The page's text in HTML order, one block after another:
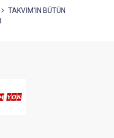
TAKVİM'İN BÜTÜN